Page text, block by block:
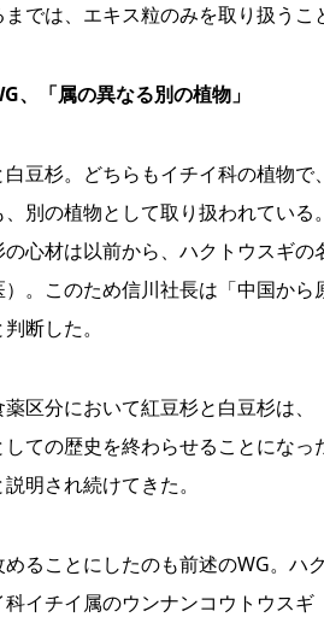
では、エキス粒のみを取り扱うこ
、「属の異なる別の植物」
豆杉。どちらもイチイ科の植物
、別の植物として取り扱われてい
心材は以前から、ハクトウスギ
。このため信川社長は「中国か
断した。
区分において紅豆杉と白豆杉は
ての歴史を終わらせることにな
明され続けてきた。
ることにしたのも前述のWG。
科イチイ属のウンナンコウトウス